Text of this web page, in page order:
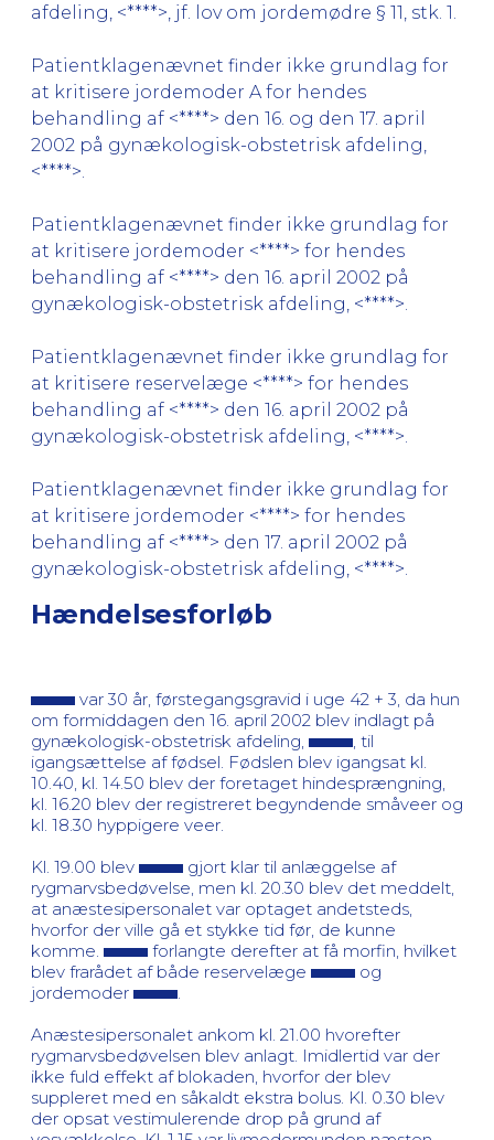
afdeling, <****>, jf. lov om jordemødre § 11, stk. 1.
Patientklagenævnet finder ikke grundlag for
at kritisere jordemoder A for hendes
behandling af <****> den 16. og den 17. april
2002 på gynækologisk-obstetrisk afdeling,
<****>.
Patientklagenævnet finder ikke grundlag for
at kritisere jordemoder <****> for hendes
behandling af <****> den 16. april 2002 på
gynækologisk-obstetrisk afdeling, <****>.
Patientklagenævnet finder ikke grundlag for
at kritisere reservelæge <****> for hendes
behandling af <****> den 16. april 2002 på
gynækologisk-obstetrisk afdeling, <****>.
Patientklagenævnet finder ikke grundlag for
at kritisere jordemoder <****> for hendes
behandling af <****> den 17. april 2002 på
gynækologisk-obstetrisk afdeling, <****>.
Hændelsesforløb
var 30 år, førstegangsgravid i uge 42 + 3, da hun
om formiddagen den 16. april 2002 blev indlagt på
gynækologisk-obstetrisk afdeling,
, til
igangsættelse af fødsel. Fødslen blev igangsat kl.
10.40, kl. 14.50 blev der foretaget hindesprængning,
kl. 16.20 blev der registreret begyndende småveer og
kl. 18.30 hyppigere veer.
Kl. 19.00 blev
gjort klar til anlæggelse af
rygmarvsbedøvelse, men kl. 20.30 blev det meddelt,
at anæstesipersonalet var optaget andetsteds,
hvorfor der ville gå et stykke tid før, de kunne
komme.
forlangte derefter at få morfin, hvilket
blev frarådet af både reservelæge
og
jordemoder
Anæstesipersonalet ankom kl. 21.00 hvorefter
rygmarvsbedøvelsen blev anlagt. Imidlertid var der
ikke fuld effekt af blokaden, hvorfor der blev
suppleret med en såkaldt ekstra bolus. Kl. 0.30 blev
der opsat vestimulerende drop på grund af